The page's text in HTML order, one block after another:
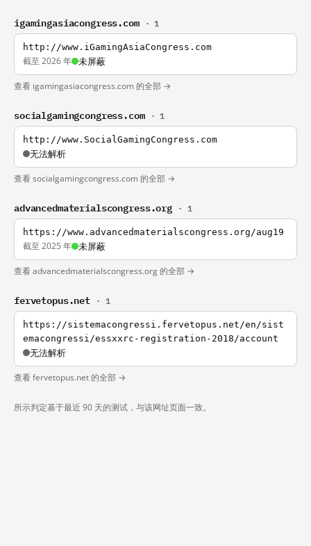
igamingasiacongress.com · 1
http://www.iGamingAsiaCongress.com
截至 2026 年 未屏蔽
查看 igamingasiacongress.com 的全部 →
socialgamingcongress.com · 1
http://www.SocialGamingCongress.com
无法解析
查看 socialgamingcongress.com 的全部 →
advancedmaterialscongress.org · 1
https://www.advancedmaterialscongress.org/aug19
截至 2025 年 未屏蔽
查看 advancedmaterialscongress.org 的全部 →
fervetopus.net · 1
https://sistemacongressi.fervetopus.net/en/sist
emacongressi/essxxrc-registration-2018/account
无法解析
查看 fervetopus.net 的全部 →
所示判定基于最近 90 天的测试，与该网址页面一致。